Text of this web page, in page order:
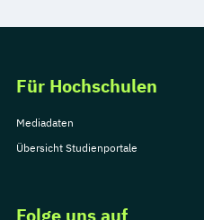
Für Hochschulen
Mediadaten
Übersicht Studienportale
Folge uns auf